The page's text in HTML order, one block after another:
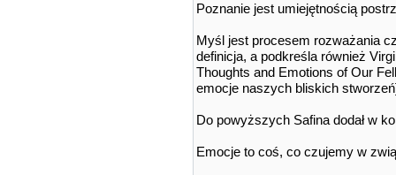
Poznanie jest umiejętnością
Myśl jest procesem rozważania
definicja, a podkreśla również
Thoughts and Emotions of Our
emocje naszych bliskich
Do powyższych Safina dodał w
Emocje to coś, co czujemy w